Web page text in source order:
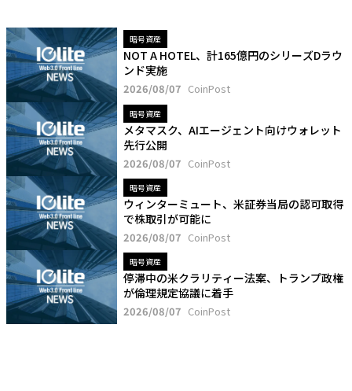
暗号資産
NOT A HOTEL、計165億円のシリーズDラウ
ンド実施
2026/08/07 CoinPost
暗号資産
メタマスク、AIエージェント向けウォレット
先行公開
2026/08/07 CoinPost
暗号資産
ウィンターミュート、米証券当局の認可取得
で株取引が可能に
2026/08/07 CoinPost
暗号資産
停滞中の米クラリティー法案、トランプ政権
が倫理規定協議に着手
2026/08/07 CoinPost